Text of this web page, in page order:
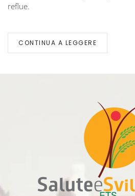
reflue.
CONTINUA A LEGGERE